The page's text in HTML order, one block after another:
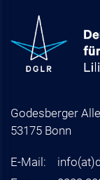
Godesberger
53175 Bonn
E-Mail: info(at)